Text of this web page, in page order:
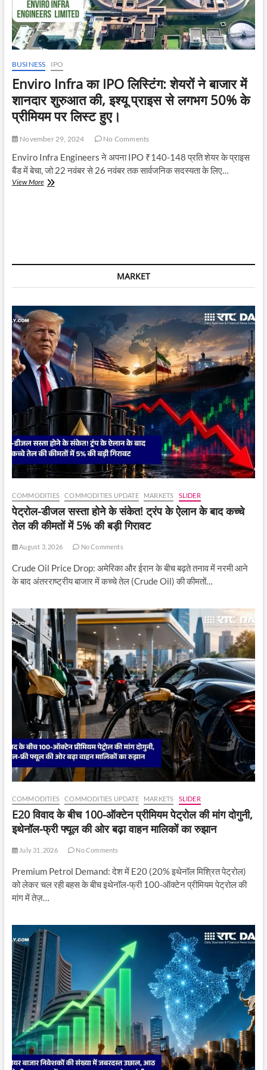
BUSINESS IPO
Enviro Infra का IPO लिस्टिंग: शेयरों ने बाजार में
शानदार शुरुआत की, इश्यू प्राइस से लगभग 50% के
प्रीमियम पर लिस्ट हुए।
November 29, 2024 No Comments
Enviro Infra Engineers ने अपना IPO ₹140-148 प्रति शेयर के प्राइस
बैंड में बेचा, जो 22 नवंबर से 26 नवंबर तक सार्वजनिक सदस्यता के लिए…
View MoreEnviro
में
शुरुआत
इश्यू
प्राइस
से
लगभग
50%
के
प्रीमियम
पर
लिस्ट
हुए।
MARKET
COMMODITIES COMMODITIES UPDATE MARKETS SLIDER
पेट्रोल-डीजल सस्ता होने के संकेत! ट्रंप के ऐलान के बाद कच्चे
तेल की कीमतों में 5% की बड़ी गिरावट
August 3, 2026 No Comments
Crude Oil Price Drop: अमेरिका और ईरान के बीच बढ़ते तनाव में नरमी आने
के बाद अंतरराष्ट्रीय बाजार में कच्चे तेल (Crude Oil) की कीमतों…
COMMODITIES COMMODITIES UPDATE MARKETS SLIDER
E20 विवाद के बीच 100-ऑक्टेन प्रीमियम पेट्रोल की मांग दोगुनी,
इथेनॉल-फ्री फ्यूल की ओर बढ़ा वाहन मालिकों का रुझान
July 31, 2026 No Comments
Premium Petrol Demand: देश में E20 (20% इथेनॉल मिश्रित पेट्रोल)
को लेकर चल रही बहस के बीच इथेनॉल-फ्री 100-ऑक्टेन प्रीमियम पेट्रोल की
मांग में तेज़…